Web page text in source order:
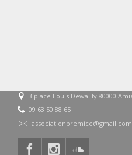
3 place Louis Dewailly 80000
09 63 50 88 65
associationpremice@gmail.com